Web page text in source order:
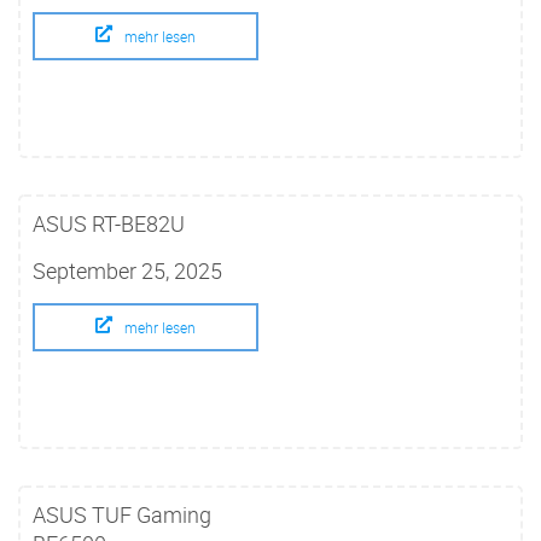
mehr lesen
ASUS RT-BE82U
September 25, 2025
mehr lesen
ASUS TUF Gaming